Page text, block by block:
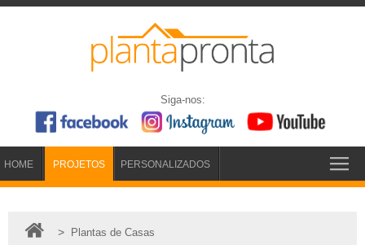
Siga-nos:
HOME PROJETOS PERSONALIZADOS
> Plantas de Casas